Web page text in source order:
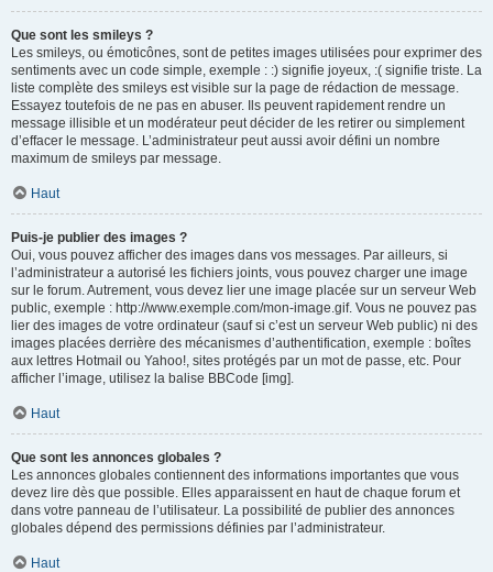
Que sont les smileys ?
Les smileys, ou émoticônes, sont de petites images utilisées pour exprimer des
sentiments avec un code simple, exemple : :) signifie joyeux, :( signifie triste. La
liste complète des smileys est visible sur la page de rédaction de message.
Essayez toutefois de ne pas en abuser. Ils peuvent rapidement rendre un
message illisible et un modérateur peut décider de les retirer ou simplement
d’effacer le message. L’administrateur peut aussi avoir défini un nombre
maximum de smileys par message.
Haut
Puis-je publier des images ?
Oui, vous pouvez afficher des images dans vos messages. Par ailleurs, si
l’administrateur a autorisé les fichiers joints, vous pouvez charger une image
sur le forum. Autrement, vous devez lier une image placée sur un serveur Web
public, exemple : http://www.exemple.com/mon-image.gif. Vous ne pouvez pas
lier des images de votre ordinateur (sauf si c’est un serveur Web public) ni des
images placées derrière des mécanismes d’authentification, exemple : boîtes
aux lettres Hotmail ou Yahoo!, sites protégés par un mot de passe, etc. Pour
afficher l’image, utilisez la balise BBCode [img].
Haut
Que sont les annonces globales ?
Les annonces globales contiennent des informations importantes que vous
devez lire dès que possible. Elles apparaissent en haut de chaque forum et
dans votre panneau de l’utilisateur. La possibilité de publier des annonces
globales dépend des permissions définies par l’administrateur.
Haut